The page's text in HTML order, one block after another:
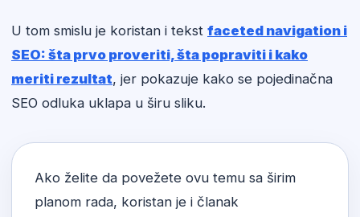
U tom smislu je koristan i tekst faceted navigation i
SEO: šta prvo proveriti, šta popraviti i kako
meriti rezultat, jer pokazuje kako se pojedinačna
SEO odluka uklapa u širu sliku.
Ako želite da povežete ovu temu sa širim
planom rada, koristan je i članak